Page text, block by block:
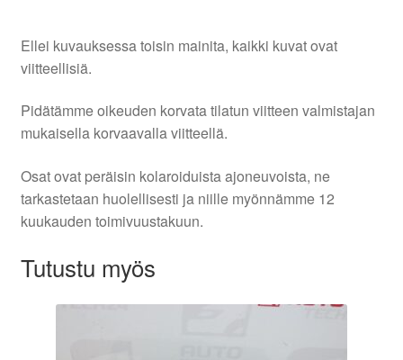
Ellei kuvauksessa toisin mainita, kaikki kuvat ovat
viitteellisiä.
Pidätämme oikeuden korvata tilatun viitteen valmistajan
mukaisella korvaavalla viitteellä.
Osat ovat peräisin kolaroiduista ajoneuvoista, ne
tarkastetaan huolellisesti ja niille myönnämme 12
kuukauden toimivuustakuun.
Tutustu myös